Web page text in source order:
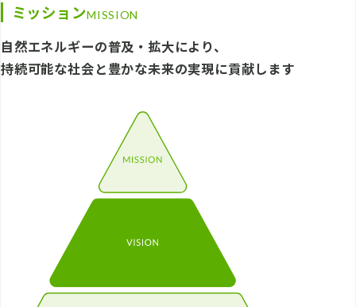
ミッションMISSION
自然エネルギーの普及・拡大により、
持続可能な社会と豊かな未来の実現に貢献します